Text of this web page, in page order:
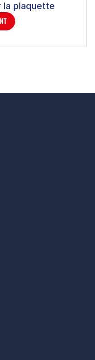
la plaquette